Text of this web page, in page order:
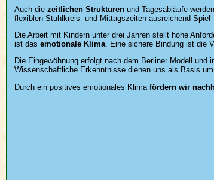
Auch die zeitlichen Strukturen und Tagesabläufe
flexiblen Stuhlkreis- und Mittagszeiten ausreichend Spiel-
Die Arbeit mit Kindern unter drei Jahren stellt hohe
ist das emotionale Klima . Eine sichere Bindung ist die
Die Eingewöhnung erfolgt nach dem Berliner Modell
Wissenschaftliche Erkenntnisse dienen uns als Basis
Durch ein positives emotionales Klima fördern wir